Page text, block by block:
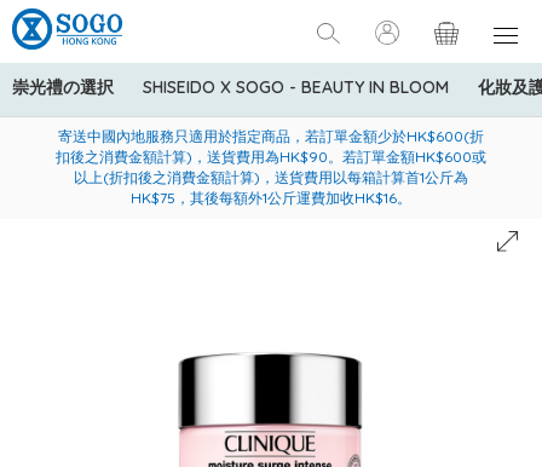
崇光禮の選択 SHISEIDO X SOGO - BEAUTY IN BLOOM 化妝及
美國運通Explorer®信用卡會員購物禮遇：高達5%簽賬回贈！
購買一般貨品(冷凍食品除外)滿$600，可享免費送貨服務
寄送中國內地服務只適用於指定商品，若訂單金額少於HK$600(折
扣後之消費金額計算)，送貨費用為HK$90。若訂單金額HK$600或
以上(折扣後之消費金額計算)，送貨費用以每箱計算首1公斤為
HK$75，其後每額外1公斤運費加收HK$16。